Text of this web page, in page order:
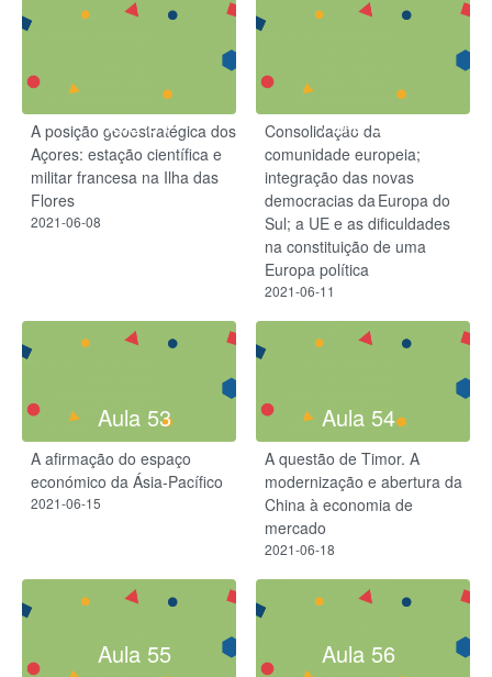
Aula 51
A posição geoestratégica dos
Açores: estação científica e
militar francesa na Ilha das
Flores
2021-06-08
Aula 52
Consolidação da
comunidade europeia;
integração das novas
democracias da Europa do
Sul; a UE e as dificuldades
na constituição de uma
Europa política
2021-06-11
Aula 53
A afirmação do espaço
económico da Ásia-Pacífico
2021-06-15
Aula 54
A questão de Timor. A
modernização e abertura da
China à economia de
mercado
2021-06-18
Aula 55 Aula 56